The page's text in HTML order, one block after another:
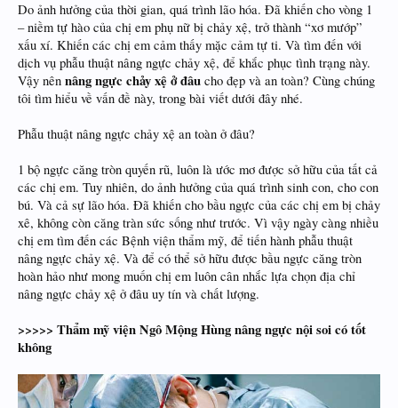
Do ảnh hưởng của thời gian, quá trình lão hóa. Đã khiến cho vòng 1
– niềm tự hào của chị em phụ nữ bị chảy xệ, trở thành “xơ mướp”
xấu xí. Khiến các chị em cảm thấy mặc cảm tự ti. Và tìm đến với
dịch vụ phẫu thuật nâng ngực chảy xệ, để khắc phục tình trạng này.
Vậy nên nâng ngực chảy xệ ở đâu cho đẹp và an toàn? Cùng chúng
tôi tìm hiểu về vấn đề này, trong bài viết dưới đây nhé.
Phẫu thuật nâng ngực chảy xệ an toàn ở đâu?
1 bộ ngực căng tròn quyến rũ, luôn là ước mơ được sở hữu của tất cả
các chị em. Tuy nhiên, do ảnh hưởng của quá trình sinh con, cho con
bú. Và cả sự lão hóa. Đã khiến cho bầu ngực của các chị em bị chảy
xê, không còn căng tràn sức sống như trước. Vì vậy ngày càng nhiều
chị em tìm đến các Bệnh viện thẩm mỹ, để tiến hành phẫu thuật
nâng ngực chảy xệ. Và để có thể sở hữu được bầu ngực căng tròn
hoàn hảo như mong muốn chị em luôn cân nhắc lựa chọn địa chỉ
nâng ngực chảy xệ ở đâu uy tín và chất lượng.
>>>>> Thẩm mỹ viện Ngô Mộng Hùng nâng ngực nội soi có tốt
không